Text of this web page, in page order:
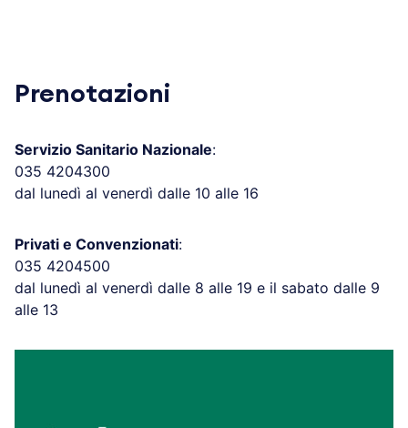
Prenotazioni
Servizio Sanitario Nazionale:
035 4204300
dal lunedì al venerdì dalle 10 alle 16
Privati e Convenzionati:
035 4204500
dal lunedì al venerdì dalle 8 alle 19 e il sabato dalle 9
alle 13